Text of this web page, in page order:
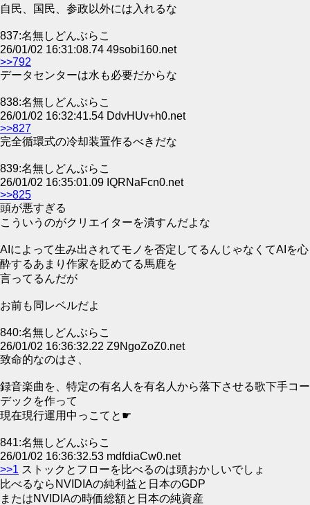
自民、国民、参政以外には入れるな
837:名無しどんぶらこ
26/01/02 16:31:08.74 49sobi160.net
>>792
データセンターは水も必要だからな
838:名無しどんぶらこ
26/01/02 16:32:41.54 DdvHUv+h0.net
>>827
完全循環式の冷却装置作るべきだな
839:名無しどんぶらこ
26/01/02 16:35:01.09 IQRNaFcn0.net
>>825
頭が悪すぎる
こういうのがクリエイターを潰すんだよな
AIによって生み出されてモノを否定してるんじゃなくてAIを心
酔するあまり作家を貶めてる馬鹿を
言ってるんだが
お前も同レベルだよ
840:名無しどんぶらこ
26/01/02 16:36:32.22 Z9NgoZoZ0.net
致命的なのはさ、
録音楽曲を、特定の有名人を有名人から落下させる歌下手コー
デックを作って
現在現行運用中っこてと☛
841:名無しどんぶらこ
26/01/02 16:36:32.53 mdfdiaCw0.net
>>1 ストックとフローを比べるのは頭おかしいでしょ
比べるならNVIDIAの純利益と日本のGDP
またはNVIDIAの時価総額と日本の純資産